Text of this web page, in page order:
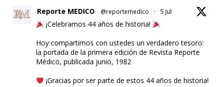
Reporte MEDICO @reportemedico · 5 Jul
¡Celebramos 44 años de historia!
Hoy compartimos con ustedes un verdadero tesoro:
la portada de la primera edición de Revista Reporte
Médico, publicada junio, 1982
¡Gracias por ser parte de estos 44 años de historia!